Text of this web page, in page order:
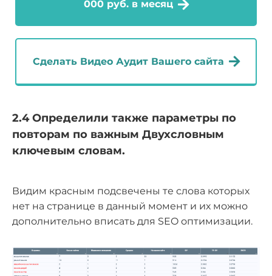
000 руб. в месяц
Сделать Видео Аудит Вашего сайта
2.4 Определили также параметры по
повторам по важным Двухсловным
ключевым словам.
Видим красным подсвечены те слова которых
нет на странице в данный момент и их можно
дополнительно вписать для SEO оптимизации.